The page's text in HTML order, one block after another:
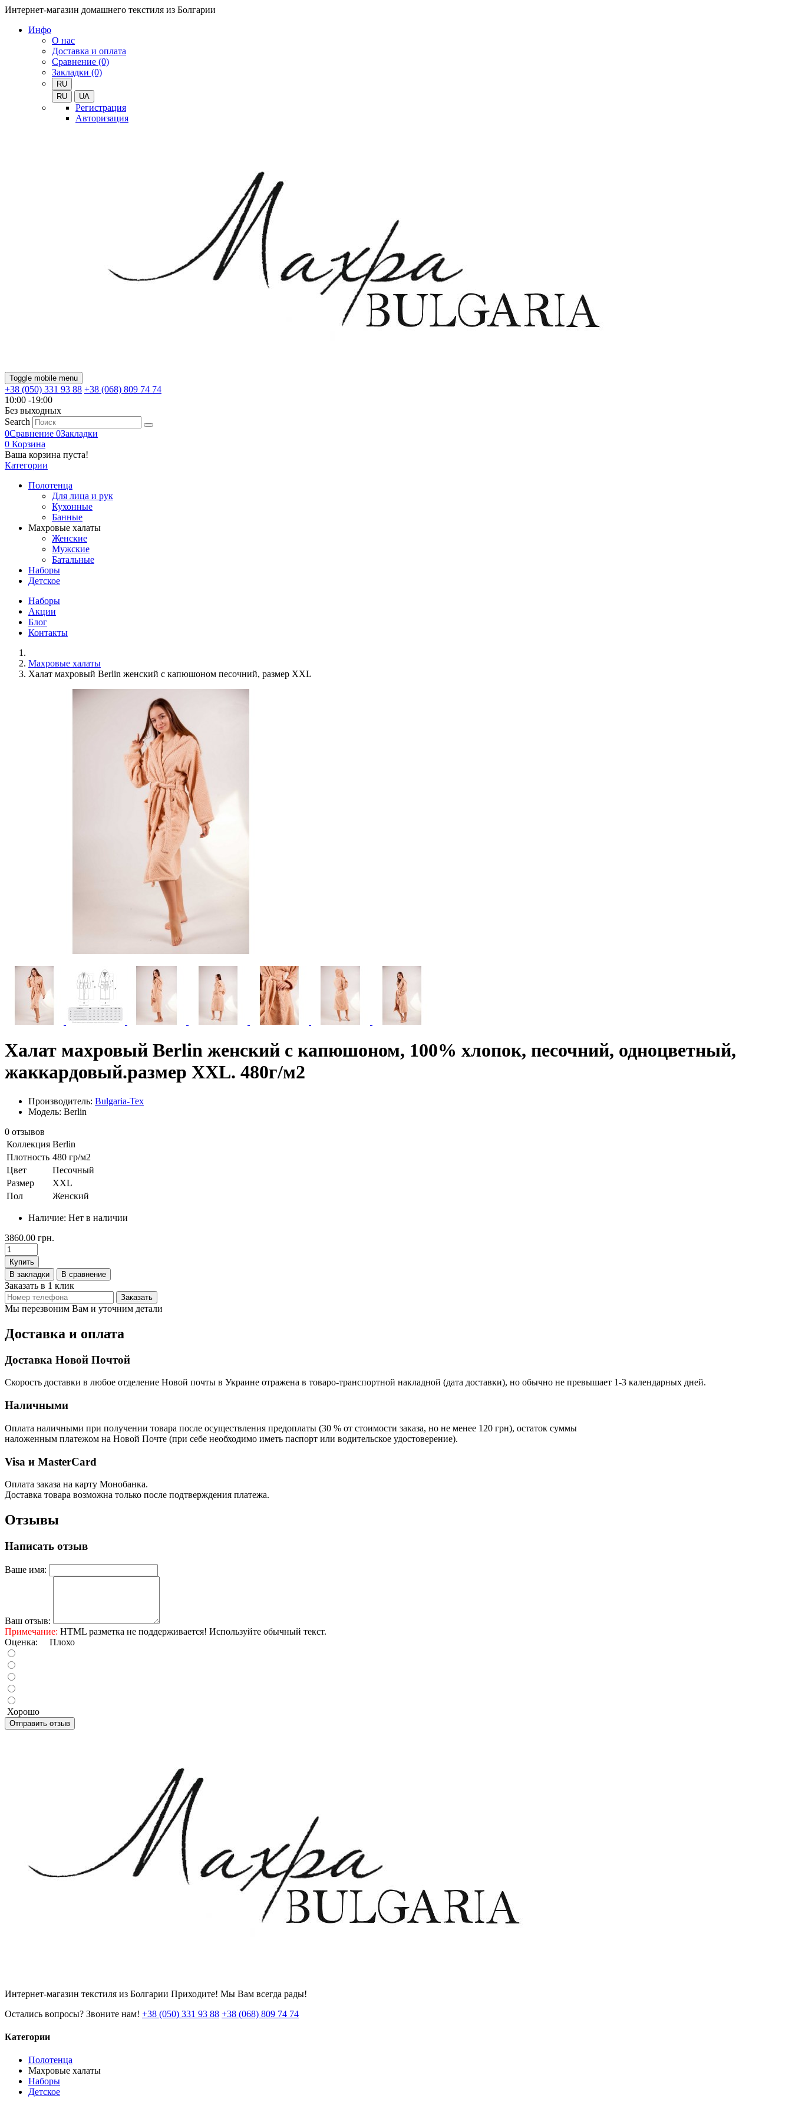
Интернет-магазин домашнего текстиля из Болгарии
Инфо
О нас
Доставка и оплата
Сравнение (0)
Закладки (0)
RU
RU
UA
Регистрация
Авторизация
Toggle mobile menu
+38 (050) 331 93 88 +38 (068) 809 74 74
10:00 -19:00
Без выходных
Search
0Сравнение 0Закладки
0 Корзина
Ваша корзина пуста!
Категории
Полотенца
Для лица и рук
Кухонные
Банные
Махровые халаты
Женские
Мужские
Батальные
Наборы
Детское
Наборы
Акции
Блог
Контакты
Махровые халаты
Халат махровый Berlin женский с капюшоном песочний, размер XXL
Халат махровый Berlin женский с капюшоном, 100% хлопок, песочний, одноцветный,
жаккардовый.размер XXL. 480г/м2
Производитель: Bulgaria-Tex
Модель: Berlin
0 отзывов
Коллекция Berlin
Плотность 480 гр/м2
Цвет
Песочный
Размер
XXL
Пол
Женский
Наличие: Нет в наличии
3860.00 грн.
Купить
В закладки
В сравнение
Заказать в 1 клик
Заказать
Мы перезвоним Вам и уточним детали
Доставка и оплата
Доставка Новой Почтой
Скорость доставки в любое отделение Новой почты в Украине отражена в товаро-транспортной накладной (дата доставки), но обычно не превышает 1-3 календарных дней.
Наличными
Оплата наличными при получении товара после осуществления предоплаты (30 % от стоимости заказа, но не менее 120 грн), остаток суммы
наложенным платежом на Новой Почте (при себе необходимо иметь паспорт или водительское удостоверение).
Visa и MasterCard
Оплата заказа на карту Монобанка.
Доставка товара возможна только после подтверждения платежа.
Отзывы
Написать отзыв
Ваше имя:
Ваш отзыв:
Примечание: HTML разметка не поддерживается! Используйте обычный текст.
Оценка: Плохо
Хорошо
Отправить отзыв
Интернет-магазин текстиля из Болгарии Приходите! Мы Вам всегда рады!
Остались вопросы? Звоните нам! +38 (050) 331 93 88 +38 (068) 809 74 74
Категории
Полотенца
Махровые халаты
Наборы
Детское